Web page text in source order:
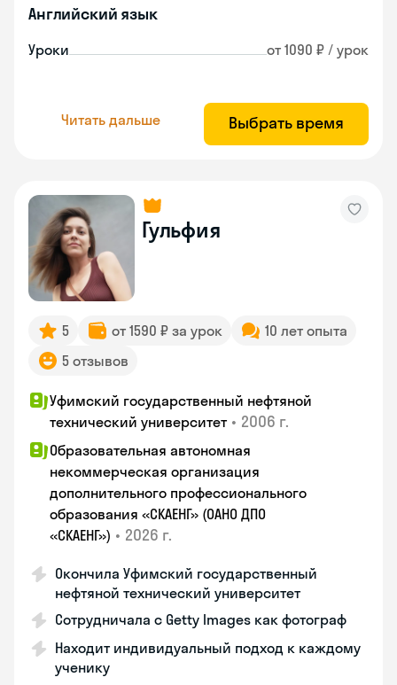
Английский язык
Уроки от 1090 ₽ / урок
Читать дальше Выбрать время
Гульфия
5 от 1590 ₽ за урок
10 лет опыта
5 отзывов
Уфимский государственный нефтяной
технический университет • 2006 г.
Образовательная автономная
некоммерческая организация
дополнительного профессионального
образования «СКАЕНГ» (ОАНО ДПО
«СКАЕНГ») • 2026 г.
Окончила Уфимский государственный
нефтяной технический университет
Сотрудничала с Getty Images как фотограф
Находит индивидуальный подход к каждому
ученику